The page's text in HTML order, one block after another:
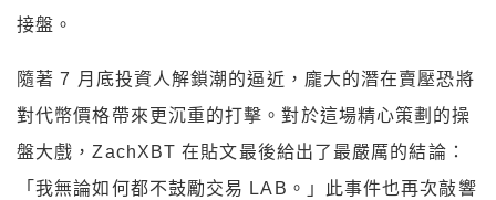
接盤。
隨著 7 月底投資人解鎖潮的逼近，龐大的潛在賣壓恐將
對代幣價格帶來更沉重的打擊。對於這場精心策劃的操
盤大戲，ZachXBT 在貼文最後給出了最嚴厲的結論：
「我無論如何都不鼓勵交易 LAB。」此事件也再次敲響